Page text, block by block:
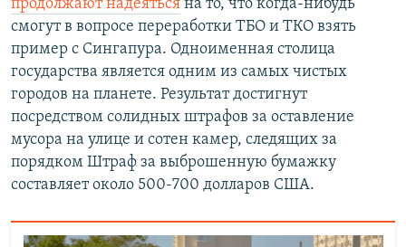
продолжают надеяться на то, что когда-нибудь
смогут в вопросе переработки ТБО и ТКО взять
пример с Сингапура. Одноименная столица
государства является одним из самых чистых
городов на планете. Результат достигнут
посредством солидных штрафов за оставление
мусора на улице и сотен камер, следящих за
порядком Штраф за выброшенную бумажку
составляет около 500-700 долларов США.